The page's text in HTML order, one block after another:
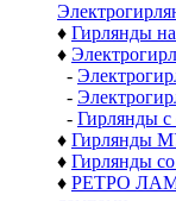
♦ Гирлянды
♦
-
-
- Гирлянды
♦ Гирлянды
♦ Гирлянды
♦ РЕТРО